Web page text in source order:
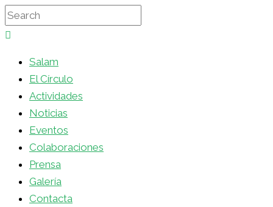
Salam
El Círculo
Actividades
Noticias
Eventos
Colaboraciones
Prensa
Galería
Contacta